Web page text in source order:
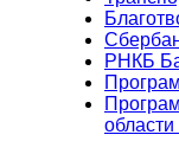
РНКБ